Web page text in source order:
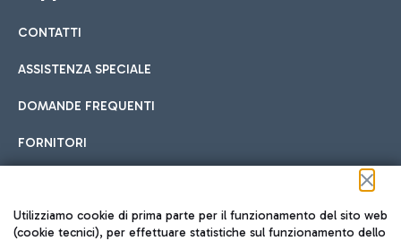
Cucina Internazionale
Hotel in aeroporto
Scegli l'alloggio più adatto e approfitta della vicinanza
all'aeroporto.
Car sharing
Con il Car Sharing è ancora più facile spostarsi
CONTATTI
ASSISTENZA SPECIALE
DOMANDE FREQUENTI
FORNITORI
Seguici sui social
Utilizziamo cookie di prima parte per il funzionamento del sito web
(cookie tecnici), per effettuare statistiche sul funzionamento dello